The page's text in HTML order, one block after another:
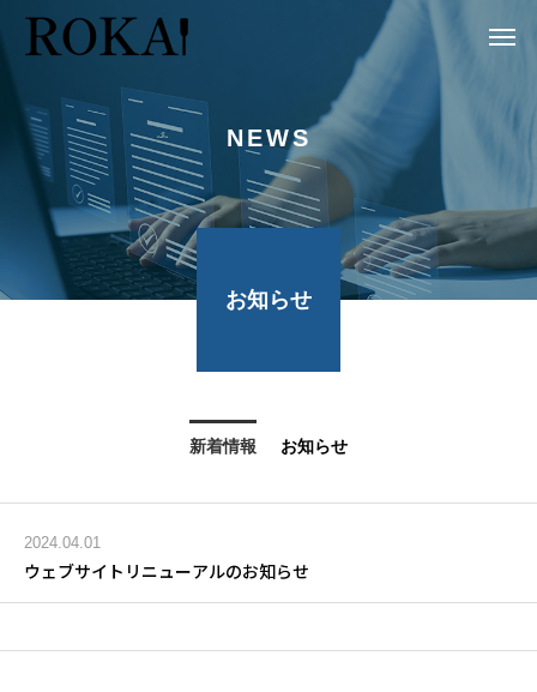
NEWS
お知らせ
新着情報 お知らせ
2024.04.01
ウェブサイトリニューアルのお知らせ